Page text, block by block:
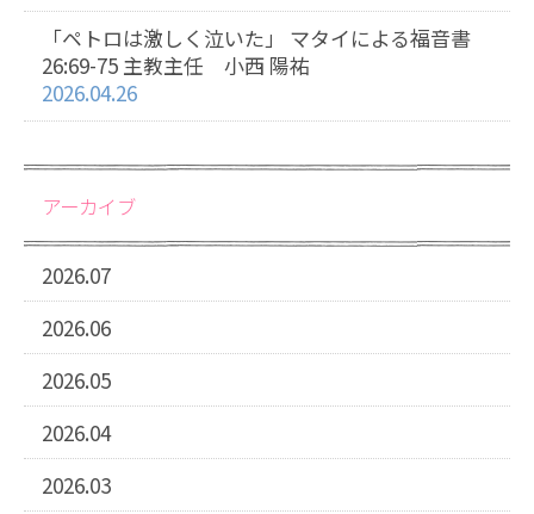
「ペトロは激しく泣いた」 マタイによる福音書
26:69-75 主教主任 小西 陽祐
2026.04.26
アーカイブ
2026.07
2026.06
2026.05
2026.04
2026.03